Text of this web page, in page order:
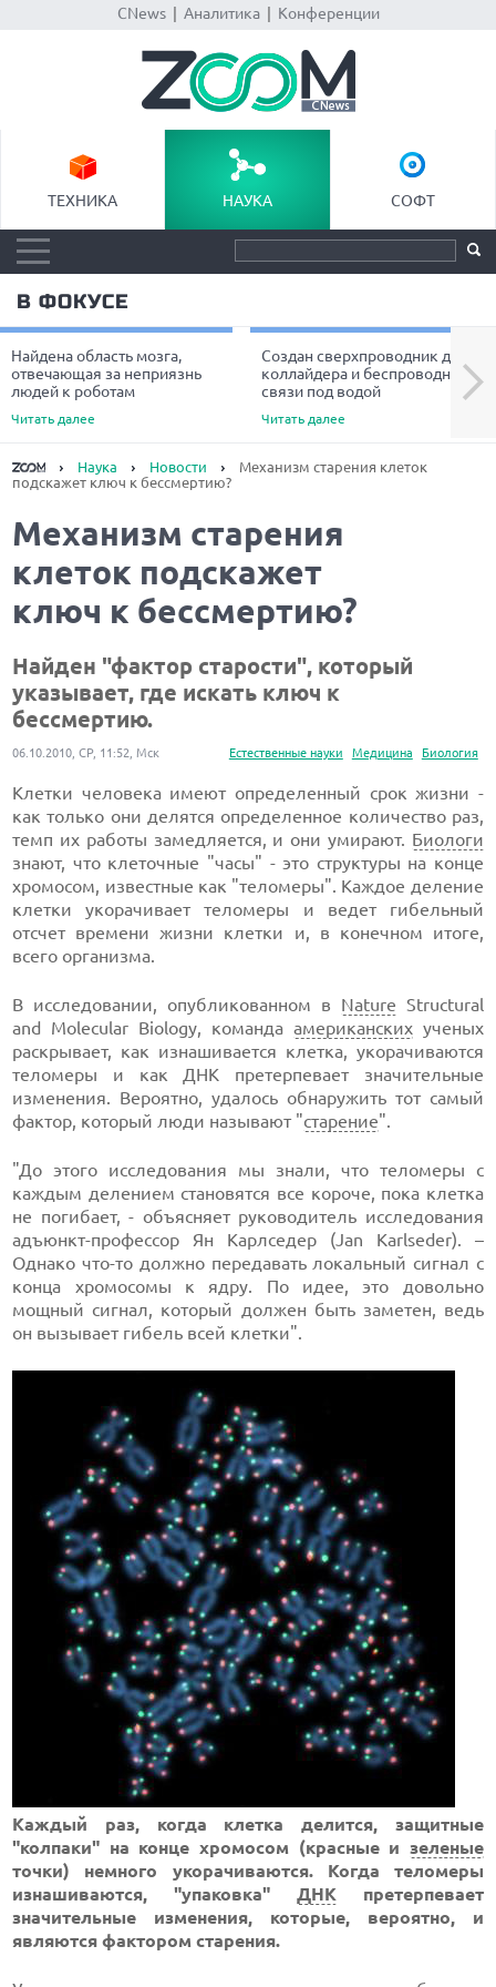
CNews| Аналитика| Конференции
ТЕХНИКА НАУКА СОФТ
В ФОКУСЕ
Найдена область мозга,
отвечающая за неприязнь
людей к роботам
Читать далее
Создан сверхпроводник для
коллайдера и беспроводной
связи под водой
Читать далее
Next
Наука Новости
Механизм старения клеток
подскажет ключ к бессмертию?
Механизм старения
клеток подскажет
ключ к бессмертию?
Найден "фактор старости", который
указывает, где искать ключ к
бессмертию.
Естественные науки Медицина Биология
06.10.2010, СР, 11:52, Мск
Клетки человека имеют определенный срок жизни -
как только они делятся определенное количество раз,
темп их работы замедляется, и они умирают. Биологи
знают, что клеточные "часы" - это структуры на конце
хромосом, известные как "теломеры". Каждое деление
клетки укорачивает теломеры и ведет гибельный
отсчет времени жизни клетки и, в конечном итоге,
всего организма.
В исследовании, опубликованном в Nature Structural
and Molecular Biology, команда американскихученых
раскрывает, как изнашивается клетка, укорачиваются
теломеры и как ДНК претерпевает значительные
изменения. Вероятно, удалось обнаружить тот самый
фактор, который люди называют "старение".
"До этого исследования мы знали, что теломеры с
каждым делением становятся все короче, пока клетка
не погибает, - объясняет руководитель исследования
адъюнкт-профессор Ян Карлседер (Jan Karlseder). –
Однако что-то должно передавать локальный сигнал с
конца хромосомы к ядру. По идее, это довольно
мощный сигнал, который должен быть заметен, ведь
он вызывает гибель всей клетки".
Каждый раз, когда клетка делится, защитные
"колпаки" на конце хромосом (красные и зеленые
точки) немного укорачиваются. Когда теломеры
изнашиваются, "упаковка" ДНКпретерпевает
значительные изменения, которые, вероятно, и
являются фактором старения.